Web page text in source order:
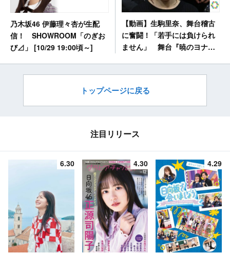
乃木坂46 伊藤理々杏が生配
信！ SHOWROOM「のぎお
び⊿」 [10/29 19:00頃～]
【動画】生駒里奈、舞台稽古
に奮闘！「若手には負けられ
ません」 舞台『暁のヨナ〜
トップページに戻る
注目リリース
6.30 4.30 4.29